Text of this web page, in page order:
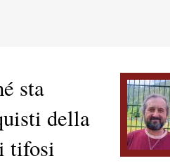
sta
della
tifosi